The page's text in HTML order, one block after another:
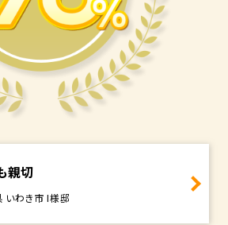
親切
いわき市 I様邸